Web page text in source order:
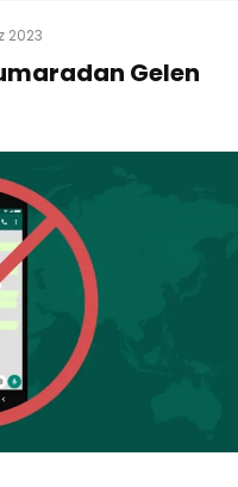
2023
Gelen